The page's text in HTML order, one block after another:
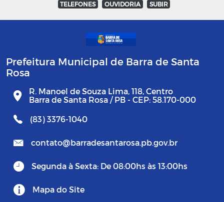
TELEFONES OUVIDORIA SUBIR
Prefeitura Municipal de Barra de Santa
Rosa
R. Manoel de Souza Lima, 118, Centro
Barra de Santa Rosa / PB - CEP: 58.170-000
(83) 3376-1040
contato@barradesantarosa.pb.gov.br
Segunda à Sexta: De 08:00hs às 13:00hs
Mapa do Site